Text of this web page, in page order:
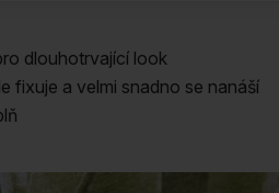
dlouhotrvající look
fixuje a velmi snadno se nanáší